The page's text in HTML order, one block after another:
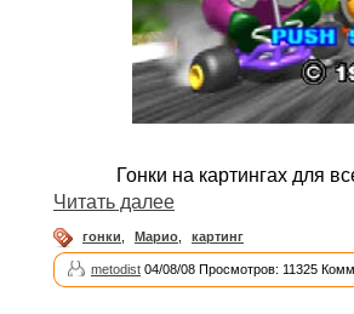
Гонки на картингах для
Читать далее
гонки Марио картинг
metodist 04/08/08 Просмотров: 11325